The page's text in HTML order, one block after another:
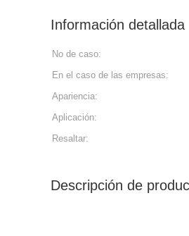
Información detallada
No de caso:
En el caso de las empresas:
Apariencia:
Aplicación:
Resaltar:
Descripción de